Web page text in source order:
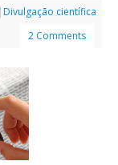
| Divulgação científica
2 Comments